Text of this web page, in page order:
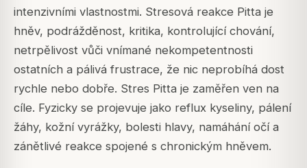
intenzivními vlastnostmi. Stresová reakce Pitta je
hněv, podrážděnost, kritika, kontrolující chování,
netrpělivost vůči vnímané nekompetentnosti
ostatních a pálivá frustrace, že nic neprobíhá dost
rychle nebo dobře. Stres Pitta je zaměřen ven na
cíle. Fyzicky se projevuje jako reflux kyseliny, pálení
žáhy, kožní vyrážky, bolesti hlavy, namáhání očí a
zánětlivé reakce spojené s chronickým hněvem.